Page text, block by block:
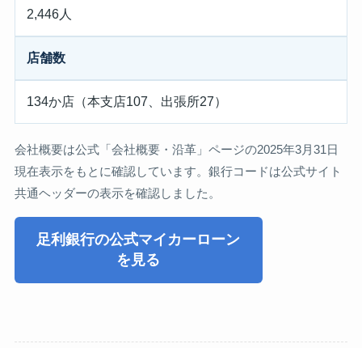
2,446人
店舗数
134か店（本支店107、出張所27）
会社概要は公式「会社概要・沿革」ページの2025年3月31日
現在表示をもとに確認しています。銀行コードは公式サイト
共通ヘッダーの表示を確認しました。
足利銀行の公式マイカーローン
を見る